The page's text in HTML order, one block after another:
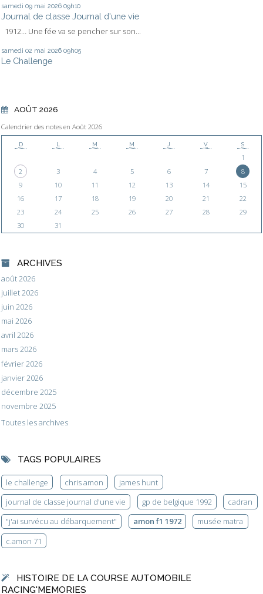
samedi 09 mai 2026 09h10
Journal de classe Journal d'une vie
1912… Une fée va se pencher sur son...
samedi 02 mai 2026 09h05
Le Challenge
AOÛT 2026
Calendrier des notes en Août 2026
D L M M J V S
1
2
3 4 5 6 7
8
9
10 11 12 13 14
15
16
17 18 19 20 21
22
23
24 25 26 27 28
29
30
31
ARCHIVES
août 2026
juillet 2026
juin 2026
mai 2026
avril 2026
mars 2026
février 2026
janvier 2026
décembre 2025
novembre 2025
Toutes les archives
TAGS POPULAIRES
le challenge chris amon
james hunt
journal de classe journal d'une vie
gp de belgique 1992
cadran
"j'ai survécu au débarquement"
amon f1 1972
musée matra
c.amon 71
HISTOIRE DE LA COURSE AUTOMOBILE
RACING'MEMORIES